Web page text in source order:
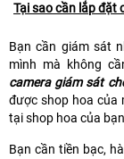
Tại sao cần lắp đặt
Bạn cần giám sát
mình mà không
camera giám sát
được shop hoa của
tại shop hoa của
Bạn cần tiền bạc,